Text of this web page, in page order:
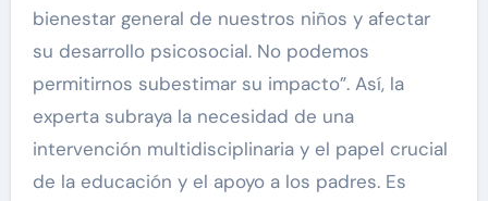
bienestar general de nuestros niños y afectar
su desarrollo psicosocial. No podemos
permitirnos subestimar su impacto”. Así, la
experta subraya la necesidad de una
intervención multidisciplinaria y el papel crucial
de la educación y el apoyo a los padres. Es